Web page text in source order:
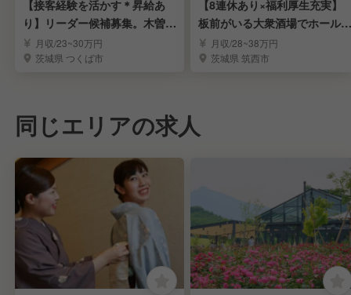
【接客経験を活かす＊昇給あ
り】リーダー候補募集。木曽路
でキャリア形成
月収/23~30万円
茨城県 つくば市
【8連休あり×福利厚生充実】
板前がいる大衆酒場でホールス
タッフを募集！
月収/28~38万円
茨城県 筑西市
同じエリアの求人